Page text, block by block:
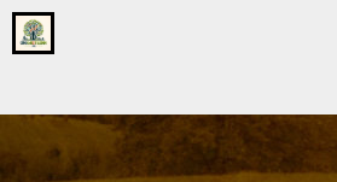
Go
to
page
onsgrotegezin.nl